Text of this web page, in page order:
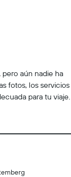
aún nadie ha
fotos, los servicios
para tu viaje.